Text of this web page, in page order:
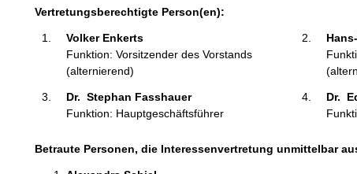
n
Vertretungsberechtigte Person(en):
Volker Enkerts
Funktion: Vorsitzender des Vorstands
(alternierend)
Dr.  Stephan Fasshauer
Funktion: Hauptgeschäftsführer
Dr.
Betraute Personen, die Interessenvertretung unmittelbar